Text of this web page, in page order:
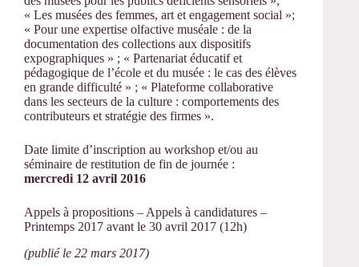
« Les musées des femmes, art et engagement social »;
« Pour une expertise olfactive muséale : de la
documentation des collections aux dispositifs
expographiques » ; « Partenariat éducatif et
pédagogique de l’école et du musée : le cas des élèves
en grande difficulté » ; « Plateforme collaborative
dans les secteurs de la culture : comportements des
contributeurs et stratégie des firmes ».
Date limite d’inscription au workshop et/ou au
séminaire de restitution de fin de journée :
mercredi 12 avril 2016
Appels à propositions – Appels à candidatures –
Printemps 2017 avant le 30 avril 2017 (12h)
(publié le 22 mars 2017)